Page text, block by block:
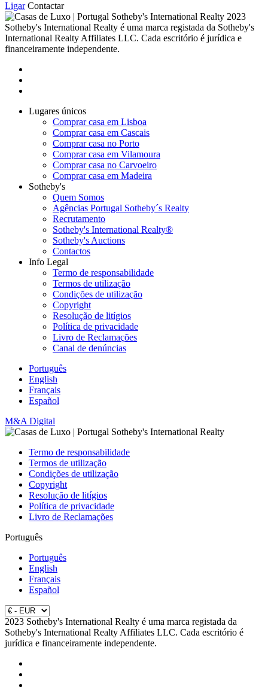
Ligar Contactar
2023
Sotheby's International Realty é uma marca registada da Sotheby's
International Realty Affiliates LLC. Cada escritório é jurídica e
financeiramente independente.
Lugares únicos
Comprar casa em Lisboa
Comprar casa em Cascais
Comprar casa no Porto
Comprar casa em Vilamoura
Comprar casa no Carvoeiro
Comprar casa em Madeira
Sotheby's
Quem Somos
Agências Portugal Sotheby´s Realty
Recrutamento
Sotheby's International Realty®
Sotheby's Auctions
Contactos
Info Legal
Termo de responsabilidade
Termos de utilização
Condições de utilização
Copyright
Resolução de litígios
Política de privacidade
Livro de Reclamações
Canal de denúncias
Português
English
Français
Español
M&A Digital
Termo de responsabilidade
Termos de utilização
Condições de utilização
Copyright
Resolução de litígios
Política de privacidade
Livro de Reclamações
Português
Português
English
Français
Español
2023 Sotheby's International Realty é uma marca registada da
Sotheby's International Realty Affiliates LLC. Cada escritório é
jurídica e financeiramente independente.